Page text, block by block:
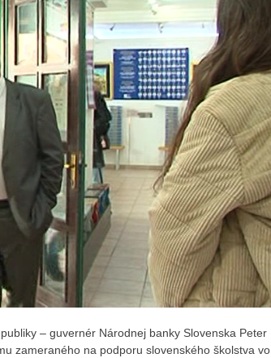
– guvernér Národnej banky Slovenska Peter
zameraného na podporu slovenského školstva vo